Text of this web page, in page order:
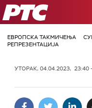
РТС
ЕВРОПСКА ТАКМИЧЕЊА
РЕПРЕЗЕНТАЦИЈА
УТОРАК, 04.04.2023, 23:40